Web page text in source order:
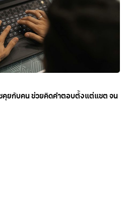
ชคุยกับคน ช่วยคิดคำตอบตั้งแต่แชต จน